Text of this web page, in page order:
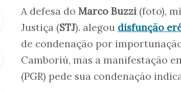
Whastapp
Facebook
Linkedin
A defesa do Marco Buzzi (foto),
Justiça (STJ). alegou disfunção
de condenação por
Camboriú, mas a manifestação
(PGR) pede sua condenação